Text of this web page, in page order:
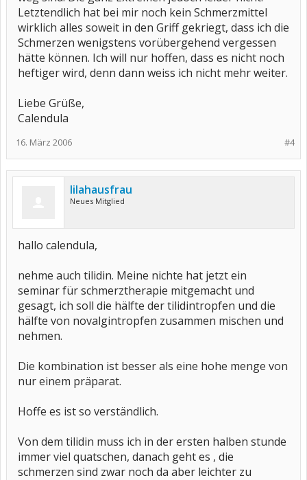
Letztendlich hat bei mir noch kein Schmerzmittel
wirklich alles soweit in den Griff gekriegt, dass ich die
Schmerzen wenigstens vorübergehend vergessen
hätte können. Ich will nur hoffen, dass es nicht noch
heftiger wird, denn dann weiss ich nicht mehr weiter.
Liebe Grüße,
Calendula
#4
16. März 2006
lilahausfrau
Neues Mitglied
hallo calendula,
nehme auch tilidin. Meine nichte hat jetzt ein
seminar für schmerztherapie mitgemacht und
gesagt, ich soll die hälfte der tilidintropfen und die
hälfte von novalgintropfen zusammen mischen und
nehmen.
Die kombination ist besser als eine hohe menge von
nur einem präparat.
Hoffe es ist so verständlich.
Von dem tilidin muss ich in der ersten halben stunde
immer viel quatschen, danach geht es , die
schmerzen sind zwar noch da aber leichter zu